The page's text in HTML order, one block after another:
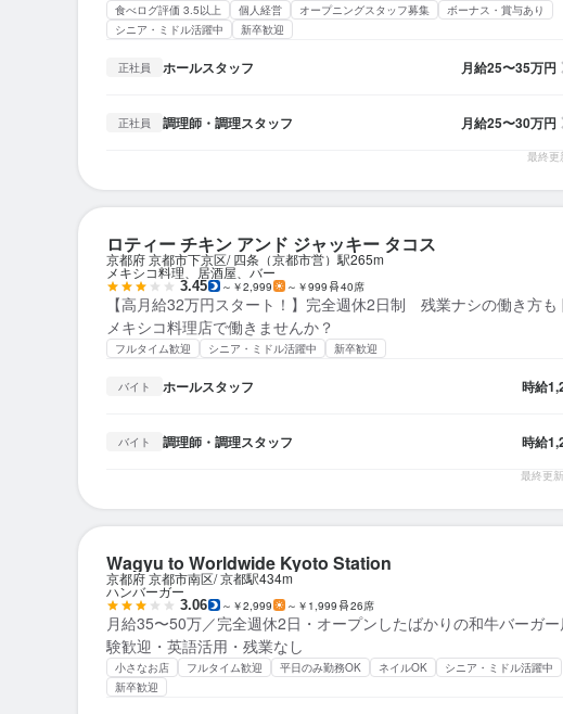
食べログ評価 3.5以上 個人経営 オープニングスタッフ募集
ボーナス・賞与あり
シニア・ミドル活躍中
新卒歓迎
正社員 ホールスタッフ 月給25〜35万円
正社員 調理師・調理スタッフ 月給25〜30万円
最終更
ロティー チキン アンド ジャッキー タコス
京都府 京都市下京区 四条（京都市営）駅265m
メキシコ料理、居酒屋、バー
3.45 ～￥2,999 ～￥999 40席
【高月給32万円スタート！】完全週休2日制 残業ナシの働き方も
メキシコ料理店で働きませんか？
フルタイム歓迎 シニア・ミドル活躍中 新卒歓迎
バイト ホールスタッフ 時給
バイト 調理師・調理スタッフ 時給
最終更
Wagyu to Worldwide Kyoto Station
京都府 京都市南区 京都駅434m
ハンバーガー
3.06 ～￥2,999 ～￥1,999 26席
月給35〜50万／完全週休2日・オープンしたばかりの和牛バーガ
験歓迎・英語活用・残業なし
小さなお店 フルタイム歓迎 平日のみ勤務OK ネイルOK
シニア・ミドル活躍中
新卒歓迎